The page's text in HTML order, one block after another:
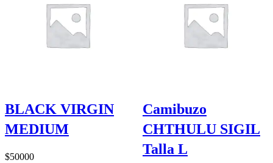
BLACK VIRGIN
MEDIUM
$50000
Camibuzo
CHTHULU SIGIL
Talla L